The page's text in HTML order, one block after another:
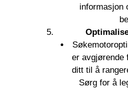
informasjon
er avgjørende
ditt til å
Sørg for å